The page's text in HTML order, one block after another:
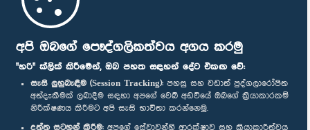
අපි ඔබගේ පෞද්ගලිකත්වය අගය කරමු
"හරි" ක්ලික් කිරීමෙන්, ඔබ පහත සඳහන් දේට එකඟ වේ:
සැසි ලුහුබැඳීම (Session Tracking): පහසු සහ වඩාත් පුද්ගලාරෝපිත
අත්දැකීමක් ලබාදීම සඳහා අපගේ වෙබ් අඩවියේ ඔබගේ ක්‍රියාකාරකම්
නිරීක්ෂණය කිරීමට අපි සැසි භාවිතා කරන්නෙමු.
දත්ත සටහන් කිරීම: අපගේ සේවාවන්හි ආරක්ෂාව සහ ක්‍රියාකාරීත්වය
පාර්ලිමේන්තු ජංගම යෙදුම
අප හා සම්බන්ධ වී සිටින්න :